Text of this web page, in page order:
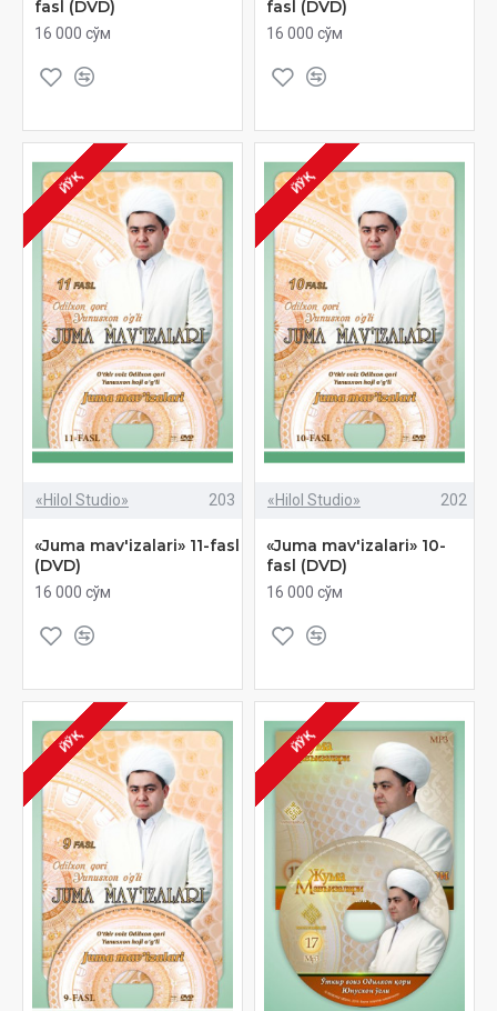
fasl (DVD)
16 000 сўм
fasl (DVD)
16 000 сўм
ЙЎҚ
«Hilol Studio» 203
«Juma mav'izalari» 11-fasl
(DVD)
16 000 сўм
ЙЎҚ
«Hilol Studio» 202
«Juma mav'izalari» 10-
fasl (DVD)
16 000 сўм
ЙЎҚ ЙЎҚ